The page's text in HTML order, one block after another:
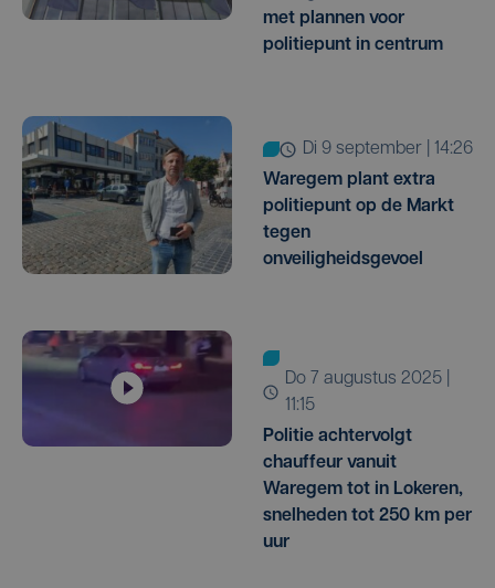
met plannen voor
politiepunt in centrum
di 9 september | 14:26
Waregem plant extra
politiepunt op de Markt
tegen
onveiligheidsgevoel
do 7 augustus 2025 |
11:15
Politie achtervolgt
chauffeur vanuit
Waregem tot in Lokeren,
snelheden tot 250 km per
uur